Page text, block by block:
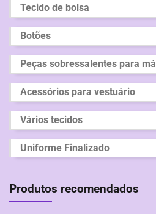
Tecido de bolsa
Botões
Peças sobressalentes para
Acessórios para vestuário
Vários tecidos
Uniforme Finalizado
Produtos recomendados